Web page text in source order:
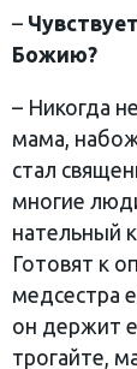
–
Божию?
– Никогда
мама,
стал
многие
нательный
Готовят к
медсестра
он держит
трогайте,